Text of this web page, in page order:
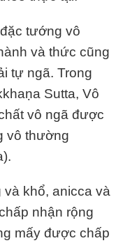
tướng vô
và thức cũng
tự ngã. Trong
Sutta, Vô
vô ngã được
vô thường
khổ, anicca và
nhận rộng
mấy được chấp